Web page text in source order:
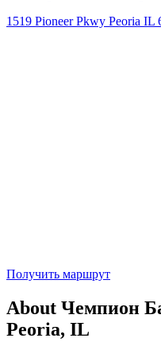
1519 Pioneer Pkwy Peoria IL
Получить маршрут
About Чемпион
Peoria, IL